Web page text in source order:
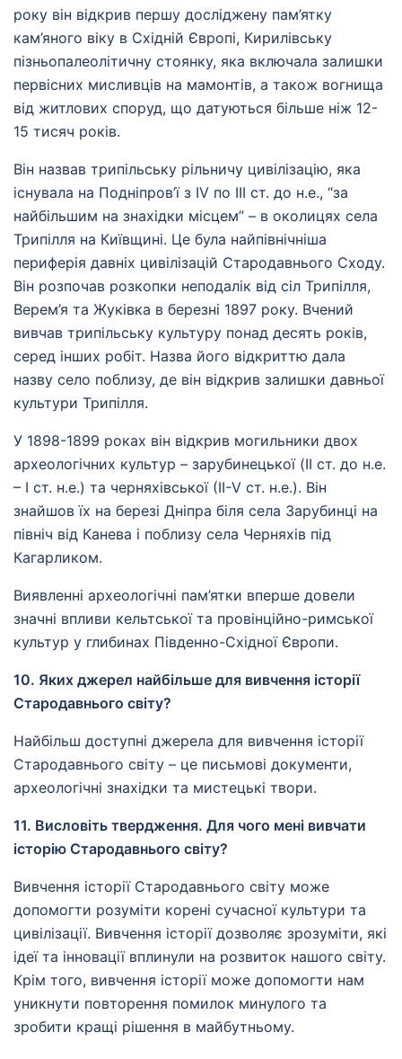
року він відкрив першу досліджену пам’ятку
кам’яного віку в Східній Європі, Кирилівську
пізньопалеолітичну стоянку, яка включала залишки
первісних мисливців на мамонтів, а також вогнища
від житлових споруд, що датуються більше ніж 12-
15 тисяч років.
Він назвав трипільську рільничу цивілізацію, яка
існувала на Подніпров’ї з IV по III ст. до н.е., “за
найбільшим на знахідки місцем” – в околицях села
Трипілля на Київщині. Це була найпівнічніша
периферія давніх цивілізацій Стародавнього Сходу.
Він розпочав розкопки неподалік від сіл Трипілля,
Верем’я та Жуківка в березні 1897 року. Вчений
вивчав трипільську культуру понад десять років,
серед інших робіт. Назва його відкриттю дала
назву село поблизу, де він відкрив залишки давньої
культури Трипілля.
У 1898-1899 роках він відкрив могильники двох
археологічних культур – зарубинецької (II ст. до н.е.
– І ст. н.е.) та черняхівської (ІІ-V ст. н.е.). Він
знайшов їх на березі Дніпра біля села Зарубинці на
північ від Канева і поблизу села Черняхів під
Кагарликом.
Виявленні археологічні пам’ятки вперше довели
значні впливи кельтської та провінційно-римської
культур у глибинах Південно-Східної Європи.
10. Яких джерел найбільше для вивчення історії
Стародавнього світу?
Найбільш доступні джерела для вивчення історії
Стародавнього світу – це письмові документи,
археологічні знахідки та мистецькі твори.
11. Висловіть твердження. Для чого мені вивчати
історію Стародавнього світу?
Вивчення історії Стародавнього світу може
допомогти розуміти корені сучасної культури та
цивілізації. Вивчення історії дозволяє зрозуміти, які
ідеї та інновації вплинули на розвиток нашого світу.
Крім того, вивчення історії може допомогти нам
уникнути повторення помилок минулого та
зробити кращі рішення в майбутньому.